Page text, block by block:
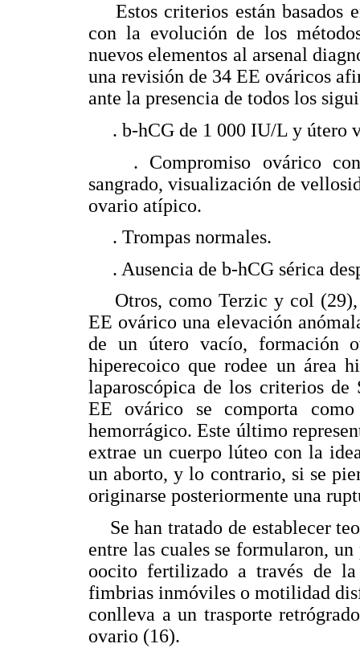
Estos criterios están basados
con la evolución de los
nuevos elementos al arsenal
una revisión de 34 EE ováricos
ante la presencia de todos los
. b-hCG de 1 000 IU/L y útero
. Compromiso ovárico
sangrado, visualización de
ovario atípico.
. Trompas normales.
. Ausencia de b-hCG sérica
Otros, como Terzic y col (29),
EE ovárico una elevación
de un útero vacío, formación
hiperecoico que rodee un área
laparoscópica de los criterios
EE ovárico se comporta
hemorrágico. Este último
extrae un cuerpo lúteo con la
un aborto, y lo contrario, si se
originarse posteriormente una
Se han tratado de establecer
entre las cuales se formularon,
oocito fertilizado a través de
fimbrias inmóviles o motilidad
conlleva a un trasporte
ovario (16).